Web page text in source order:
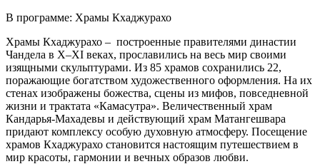
В программе: Храмы Кхаджурахо
Храмы Кхаджурахо – построенные правителями династии
Чандела в X–XI веках, прославились на весь мир своими
изящными скульптурами. Из 85 храмов сохранились 22,
поражающие богатством художественного оформления. На их
стенах изображены божества, сцены из мифов, повседневной
жизни и трактата «Камасутра». Величественный храм
Кандарья-Махадевы и действующий храм Матангешвара
придают комплексу особую духовную атмосферу. Посещение
храмов Кхаджурахо становится настоящим путешествием в
мир красоты, гармонии и вечных образов любви.